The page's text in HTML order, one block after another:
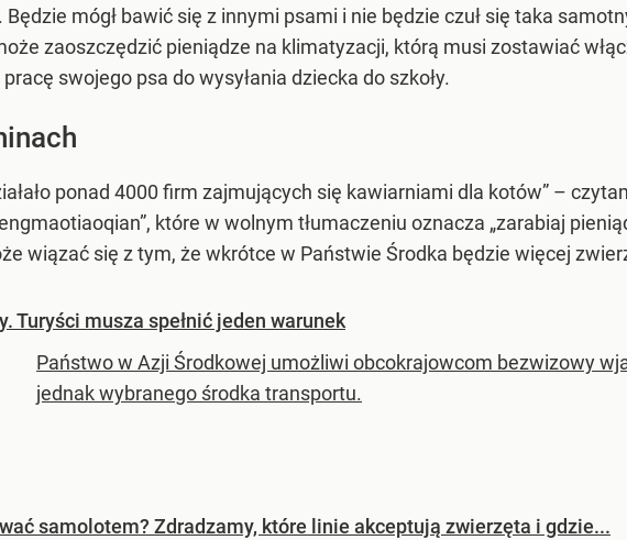
mógł bawić się z innymi psami i nie będzie czuł się taka
zaoszczędzić pieniądze na klimatyzacji, którą musi zostawiać
swojego psa do wysyłania dziecka do szkoły.
ponad 4000 firm zajmujących się kawiarniami dla kotów” –
które w wolnym tłumaczeniu oznacza „zarabiaj
wiązać się z tym, że wkrótce w Państwie Środka będzie więcej
Turyści musza spełnić jeden warunek
Państwo w Azji Środkowej umożliwi obcokrajowcom bezwizowy
jednak wybranego środka transportu.
samolotem? Zdradzamy, które linie akceptują zwierzęta i gdzie...